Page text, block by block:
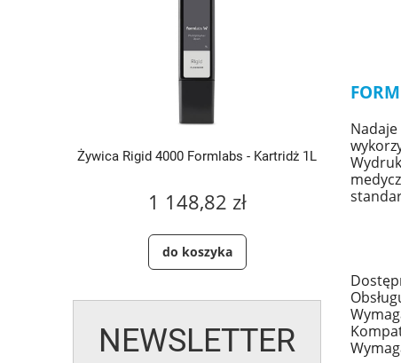
Żywica Rigid 4000 Formlabs - Kartridż 1L
1 148,82 zł
do koszyka
Żywica
NEWSLETTER